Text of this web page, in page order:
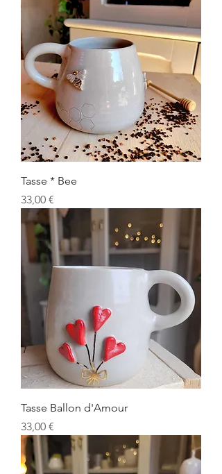
Tasse * Bee
Prix
33,00 €
Tasse Ballon d'Amour
Prix
33,00 €